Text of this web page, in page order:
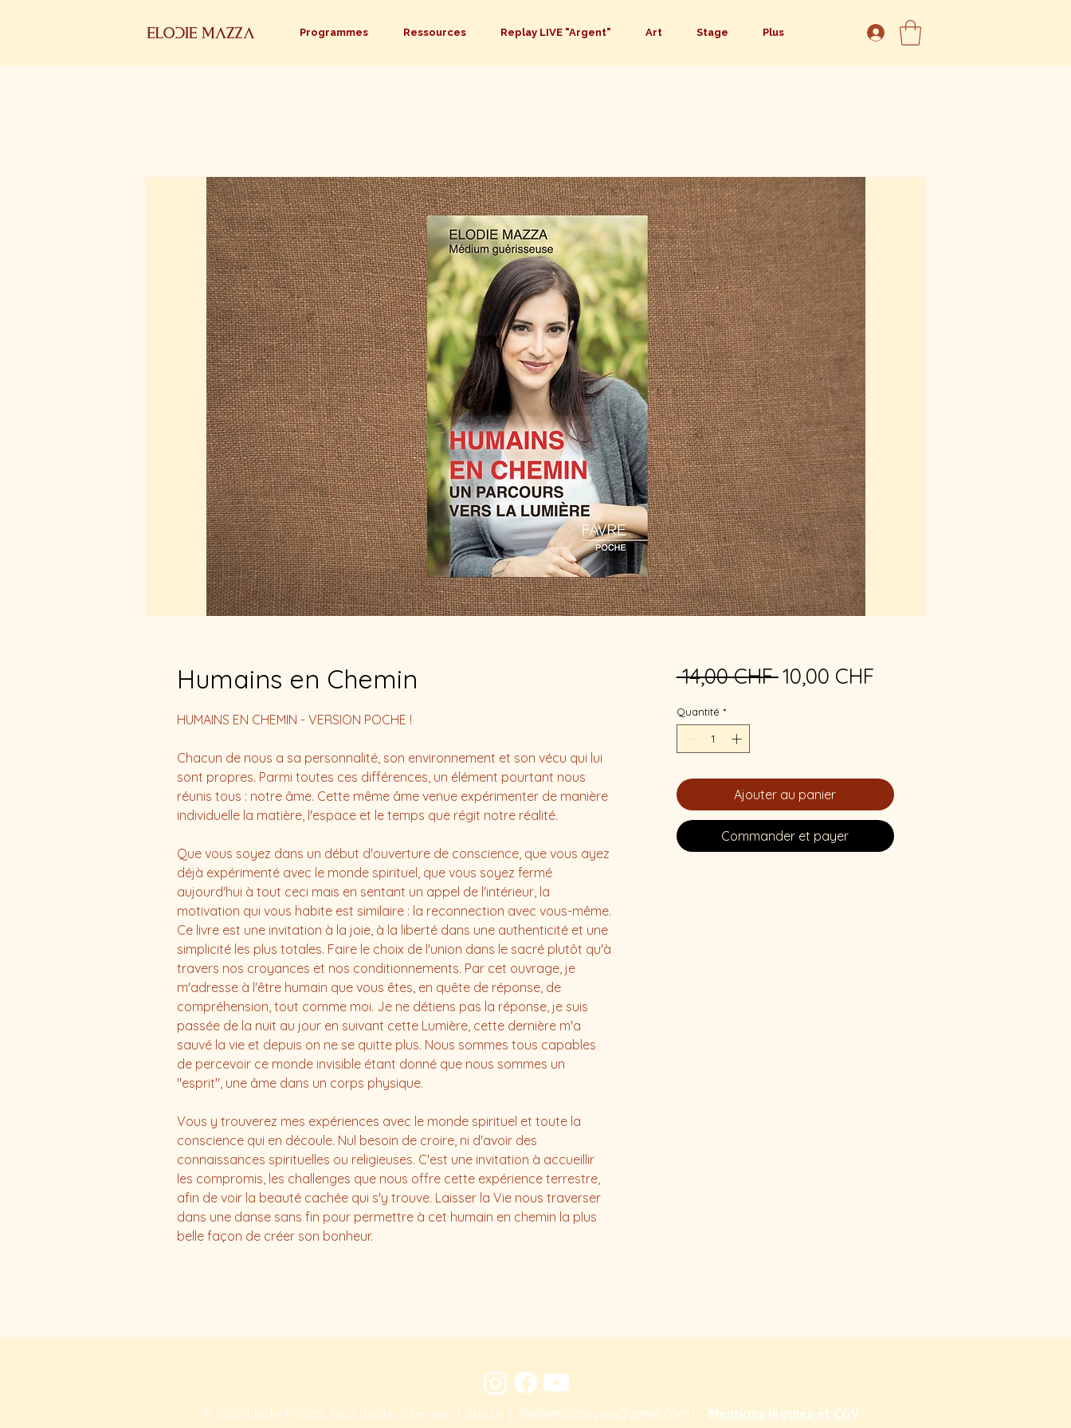
Programmes Ressources Replay LIVE "Argent" Art Stage Plus
Humains en Chemin
HUMAINS EN CHEMIN - VERSION POCHE !
Chacun de nous a sa personnalité, son environnement et son vécu qui lui
sont propres. Parmi toutes ces différences, un élément pourtant nous
réunis tous : notre âme. Cette même âme venue expérimenter de manière
individuelle la matière, l'espace et le temps que régit notre réalité.
Que vous soyez dans un début d'ouverture de conscience, que vous ayez
déjà expérimenté avec le monde spirituel, que vous soyez fermé
aujourd'hui à tout ceci mais en sentant un appel de l'intérieur, la
motivation qui vous habite est similaire : la reconnection avec vous-même.
Ce livre est une invitation à la joie, à la liberté dans une authenticité et une
simplicité les plus totales. Faire le choix de l'union dans le sacré plutôt qu'à
travers nos croyances et nos conditionnements. Par cet ouvrage, je
m'adresse à l'être humain que vous êtes, en quête de réponse, de
compréhension, tout comme moi. Je ne détiens pas la réponse, je suis
passée de la nuit au jour en suivant cette Lumière, cette dernière m'a
sauvé la vie et depuis on ne se quitte plus. Nous sommes tous capables
de percevoir ce monde invisible étant donné que nous sommes un
"esprit", une âme dans un corps physique.
Vous y trouverez mes expériences avec le monde spirituel et toute la
conscience qui en découle. Nul besoin de croire, ni d'avoir des
connaissances spirituelles ou religieuses. C'est une invitation à accueillir
les compromis, les challenges que nous offre cette expérience terrestre,
afin de voir la beauté cachée qui s'y trouve. Laisser la Vie nous traverser
dans une danse sans fin pour permettre à cet humain en chemin la plus
belle façon de créer son bonheur.
14,00 CHF Prix
10,00 CHFPrix
Quantité *
Ajouter au panier
Commander et payer
Mentions légales et CGV
© 2026 Elodie Mazza. Tous droits réservés | Suisse | elodiemazza.pro@gmail.com